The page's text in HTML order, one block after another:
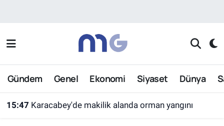
Gündem Genel Ekonomi Siyaset Dünya
Karacabey'de makilik alanda orman yangını
15:47 Bakan Gürlek Duyurdu: Van ve Afyonkarahisar'daki 2 Çocuğun Ölümü Cinayet Çıktı
Nöbetçi Eczaneler
Hava Durumu